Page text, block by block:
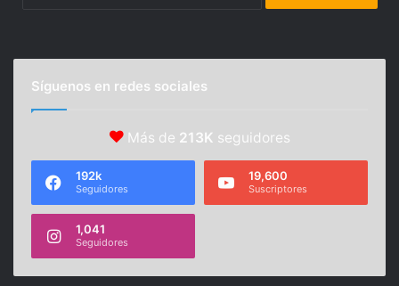
Síguenos en redes sociales
Más de 213K seguidores
192k
Seguidores
19,600
Suscriptores
1,041
Seguidores